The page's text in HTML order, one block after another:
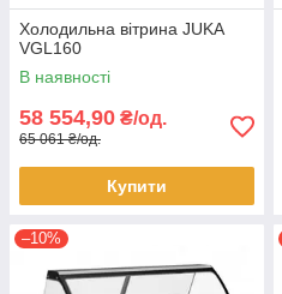
Холодильна вітрина JUKA
VGL160
В наявності
58 554,90 ₴/од.
65 061 ₴/од.
Купити
–10%